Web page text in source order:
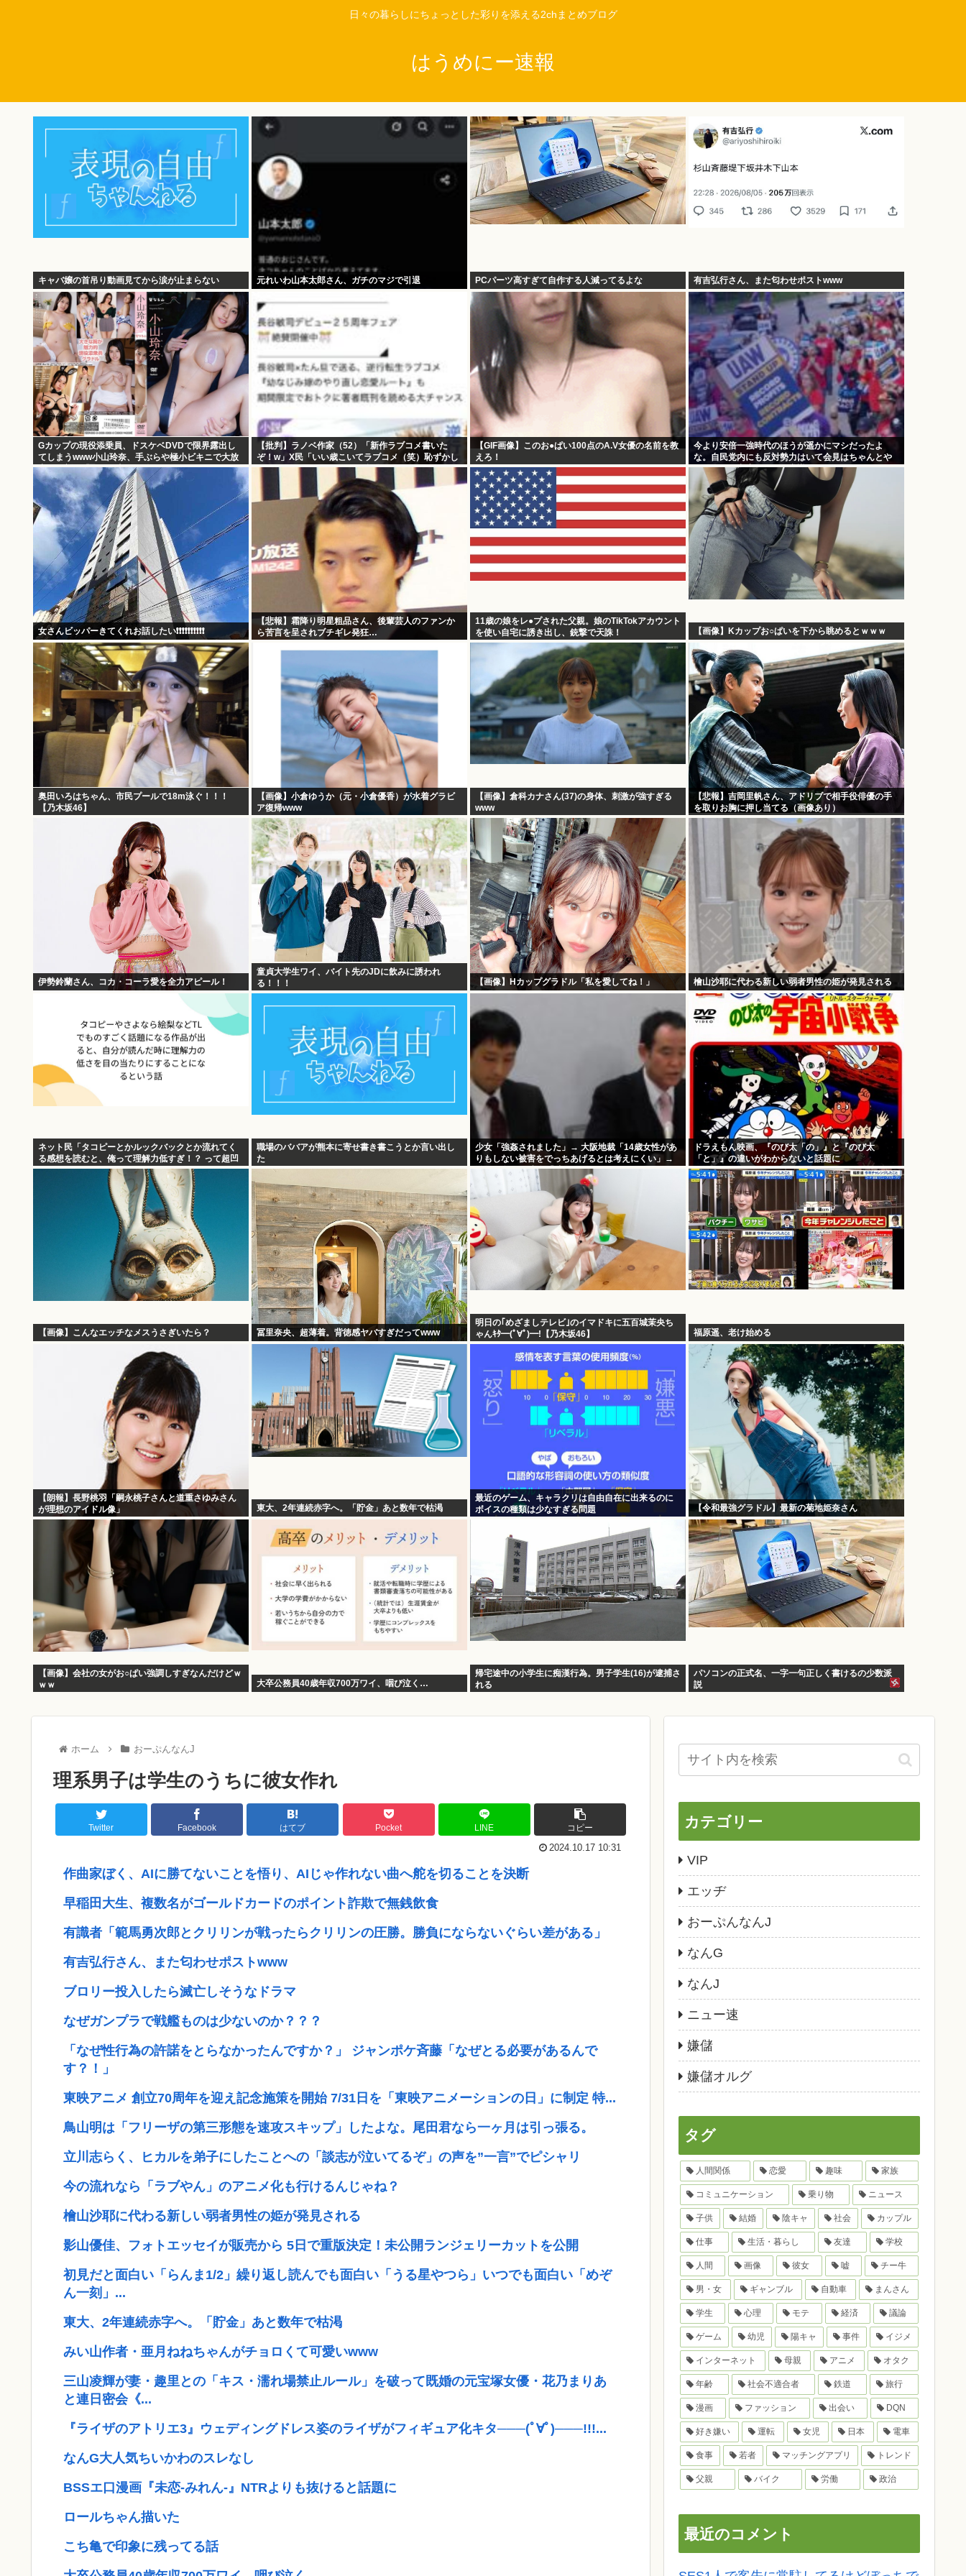
日々の暮らしにちょっとした彩りを添える2chまとめブログ
はうめにー速報
キャバ嬢の首吊り動画見てから涙が止まらない 元れいわ山本太郎さん、ガチのマジで引退 PCパーツ高すぎて自作する人減ってるよな 有吉弘行さん、また匂わせポストwww
Gカップの現役添乗員、ドスケベDVDで限界露出し
てしまうwww小山玲奈、手ぶらや極小ビキニで大放
出！！新作「聖なる山」の動画＆画像まとめ！
【批判】ラノベ作家（52）「新作ラブコメ書いた
ぞ！w」X民「いい歳こいてラブコメ（笑）恥ずかし
くないの？」←やめたれwと話題に
【GIF画像】このお●ぱい100点のA.V女優の名前を教
えろ！
今より安倍一強時代のほうが遥かにマシだったよ
な。自民党内にも反対勢力はいて会見はちゃんとや
り国会にも出席、僅かに常識もあった
女さんビッパーきてくれお話したい❗❗❗❗❗❗❗❗❗❗
【悲報】霜降り明星粗品さん、後輩芸人のファンか
ら苦言を呈されブチギレ発狂…
11歳の娘をレ●プされた父親。娘のTikTokアカウント
を使い自宅に誘き出し、銃撃で天誅！
【画像】Kカップお○ぱいを下から眺めるとｗｗｗ
奥田いろはちゃん、市民プールで18m泳ぐ！！！
【乃木坂46】
【画像】小倉ゆうか（元・小倉優香）が水着グラビ
ア復帰www
【画像】倉科カナさん(37)の身体、刺激が強すぎる
www
【悲報】吉岡里帆さん、アドリブで相手役俳優の手
を取りお胸に押し当てる（画像あり）
伊勢鈴蘭さん、コカ・コーラ愛を全力アピール！
童貞大学生ワイ、バイト先のJDに飲みに誘われ
る！！！
【画像】Hカップグラドル「私を愛してね！」 檜山沙耶に代わる新しい弱者男性の姫が発見される
ネット民「タコピーとかルックバックとか流れてく
る感想を読むと、俺って理解力低すぎ！？ って超凹
む。つらい」
職場のババアが熊本に寄せ書き書こうとか言い出し
た
少女「強姦されました」→ 大阪地裁「14歳女性があ
りもしない被害をでっちあげるとは考えにくい」→
懲役12年→元少女「嘘でしたw」
ドラえもん映画、『のび太「の」』と『のび太
「と」』の違いがわからないと話題に
【画像】こんなエッチなメスうさぎいたら？ 冨里奈央、超薄着。背徳感ヤバすぎだってwww
明日の｢めざましテレビ｣のイマドキに五百城茉央ち
ゃんｷﾀ━(ﾟ∀ﾟ)━!【乃木坂46】
福原遥、老け始める
【朗報】長野桃羽「嗣永桃子さんと道重さゆみさん
が理想のアイドル像」
東大、2年連続赤字へ。「貯金」あと数年で枯渇
最近のゲーム、キャラクリは自由自在に出来るのに
ボイスの種類は少なすぎる問題
【令和最強グラドル】最新の菊地姫奈さん
【画像】会社の女がお○ぱい強調しすぎなんだけどｗ
ｗｗ
大卒公務員40歳年収700万ワイ、咽び泣く…
帰宅途中の小学生に痴漢行為。男子学生(16)が逮捕さ
れる
パソコンの正式名、一字一句正しく書けるの少数派
説
ホーム おーぷんなんJ
理系男子は学生のうちに彼女作れ
Twitter Facebook はてブ Pocket LINE コピー
2024.10.17 10:31
作曲家ぼく、AIに勝てないことを悟り、AIじゃ作れない曲へ舵を切ることを決断
早稲田大生、複数名がゴールドカードのポイント詐欺で無銭飲食
有識者「範馬勇次郎とクリリンが戦ったらクリリンの圧勝。勝負にならないぐらい差がある」
有吉弘行さん、また匂わせポストwww
ブロリー投入したら滅亡しそうなドラマ
なぜガンプラで戦艦ものは少ないのか？？？
「なぜ性行為の許諾をとらなかったんですか？」 ジャンポケ斉藤「なぜとる必要があるんで
す？！」
東映アニメ 創立70周年を迎え記念施策を開始 7/31日を「東映アニメーションの日」に制定 特...
鳥山明は「フリーザの第三形態を速攻スキップ」したよな。尾田君なら一ヶ月は引っ張る。
立川志らく、ヒカルを弟子にしたことへの「談志が泣いてるぞ」の声を”一言”でピシャリ
今の流れなら「ラブやん」のアニメ化も行けるんじゃね？
檜山沙耶に代わる新しい弱者男性の姫が発見される
影山優佳、フォトエッセイが販売から 5日で重版決定！未公開ランジェリーカットを公開
初見だと面白い「らんま1/2」繰り返し読んでも面白い「うる星やつら」いつでも面白い「めぞ
ん一刻」...
東大、2年連続赤字へ。「貯金」あと数年で枯渇
みい山作者・亜月ねねちゃんがチョロくて可愛いwww
三山凌輝が妻・趣里との「キス・濡れ場禁止ルール」を破って既婚の元宝塚女優・花乃まりあ
と連日密会《...
『ライザのアトリエ3』ウェディングドレス姿のライザがフィギュア化キタ───(ﾟ∀ﾟ)───!!!...
なんG大人気ちいかわのスレなし
BSSエ口漫画『未恋-みれん-』NTRよりも抜けると話題に
ロールちゃん描いた
こち亀で印象に残ってる話
カテゴリー
VIP
エッヂ
おーぷんなんJ
なんG
なんJ
ニュー速
嫌儲
嫌儲オルグ
タグ
人間関係 恋愛 趣味 家族
コミュニケーション 乗り物 ニュース
子供 結婚 陰キャ 社会 カップル
仕事 生活・暮らし 友達 学校
人間 画像 彼女 嘘 チー牛
男・女 ギャンブル 自動車 まんさん
学生 心理 モテ 経済 議論
ゲーム 幼児 陽キャ 事件 イジメ
インターネット 母親 アニメ オタク
年齢 社会不適合者 鉄道 旅行
漫画 ファッション 出会い DQN
好き嫌い 運転 女児 日本 電車
食事 若者 マッチングアプリ トレンド
父親 バイク 労働 政治
最近のコメント